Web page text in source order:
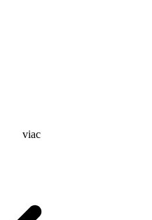
viac